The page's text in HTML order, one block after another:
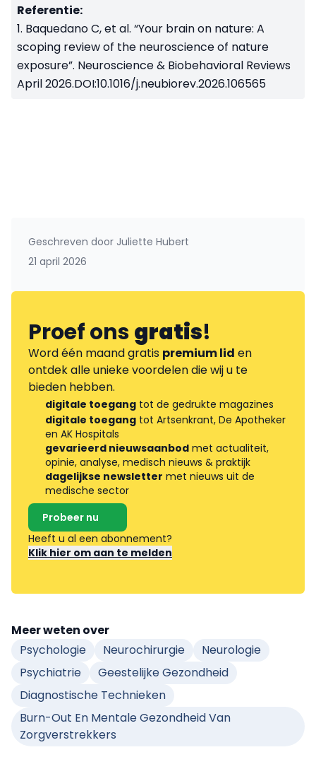
Referentie:
1. Baquedano C, et al. “Your brain on nature: A
scoping review of the neuroscience of nature
exposure”. Neuroscience & Biobehavioral Reviews
April 2026.DOI:10.1016/j.neubiorev.2026.106565
Geschreven door Juliette Hubert
21 april 2026
Proef onsgratis!
Word één maand gratis premium lid en
ontdek alle unieke voordelen die wij u te
bieden hebben.
digitale toegang tot de gedrukte magazines
digitale toegang tot Artsenkrant, De Apotheker
en AK Hospitals
gevarieerd nieuwsaanbod met actualiteit,
opinie, analyse, medisch nieuws & praktijk
dagelijkse newsletter met nieuws uit de
medische sector
Probeer nu
Heeft u al een abonnement?
Klik hier om aan te melden
Meer weten over
Psychologie
Neurochirurgie
Neurologie
Psychiatrie
Geestelijke Gezondheid
Diagnostische Technieken
Burn-Out En Mentale Gezondheid Van
Zorgverstrekkers